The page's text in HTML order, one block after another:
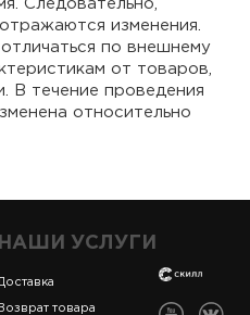
Следовательно,
изменения.
по внешнему
от товаров,
В течение проведения
относительно
НАШИ УСЛУГИ
Возврат товара